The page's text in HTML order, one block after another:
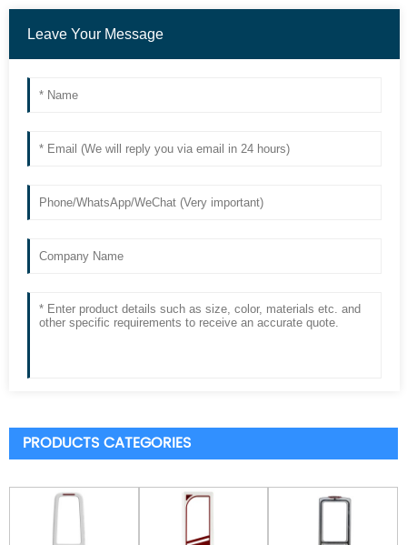
PRODUCTS CATEGORIES